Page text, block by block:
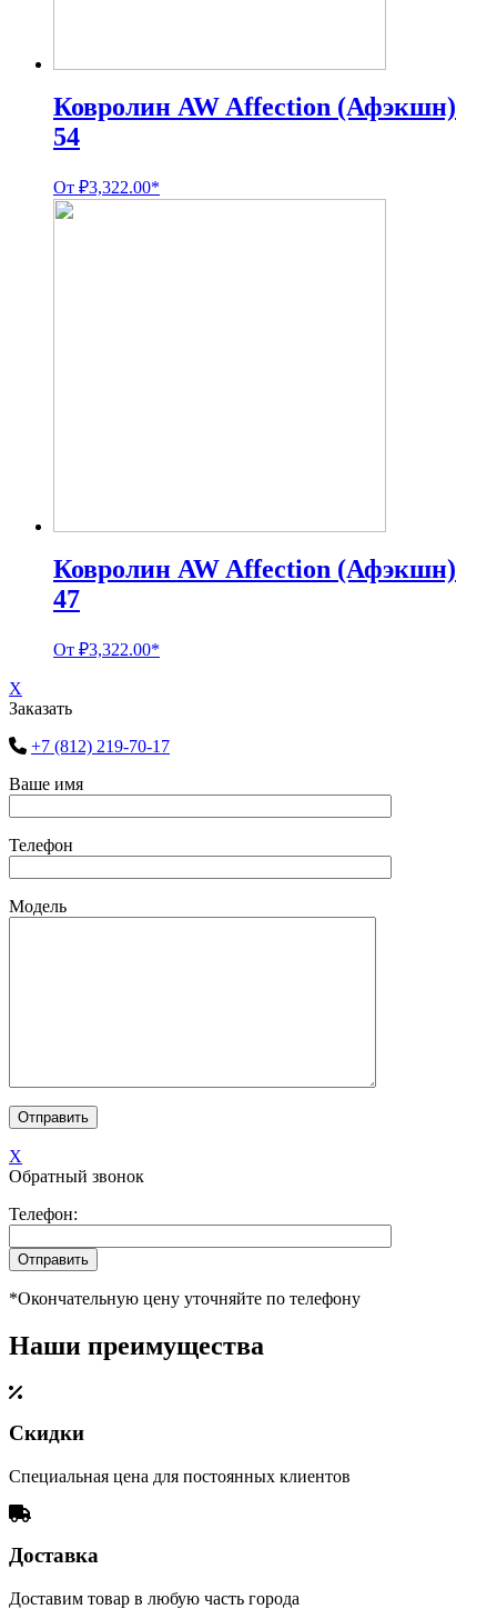
Ковролин AW Affection (Афэкшн)
54
От ₽3,322.00*
Ковролин AW Affection (Афэкшн)
47
От ₽3,322.00*
X
Заказать
+7 (812) 219-70-17
Ваше имя
Телефон
Модель
X
Обратный звонок
Телефон:
*Окончательную цену уточняйте по телефону
Наши преимущества
Скидки
Специальная цена для постоянных клиентов
Доставка
Доставим товар в любую часть города